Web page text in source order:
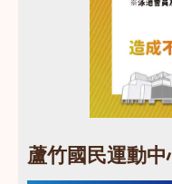
蘆竹國民運動中